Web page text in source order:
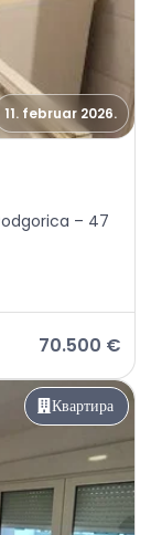
11. februar 2026.
Podgorica – 47
70.500 €
Квартира